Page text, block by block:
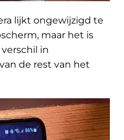
lijkt ongewijzigd te
maar het is
in
de rest van het